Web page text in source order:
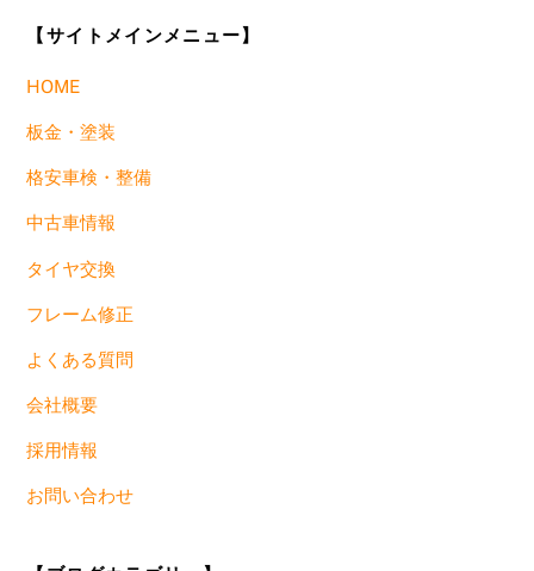
【サイトメインメニュー】
HOME
板金・塗装
格安車検・整備
中古車情報
タイヤ交換
フレーム修正
よくある質問
会社概要
採用情報
お問い合わせ